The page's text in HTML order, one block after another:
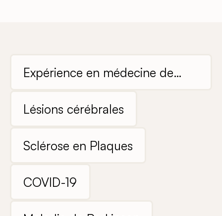
Expérience en médecine de
Lésions cérébrales
Sclérose en Plaques
COVID-19